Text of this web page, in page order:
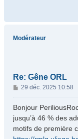
Modérateur
Re: Gêne ORL
M
e
s
g
29 déc. 2025 10:58
Bonjour
jusqu’à 46 % des
motifs de première